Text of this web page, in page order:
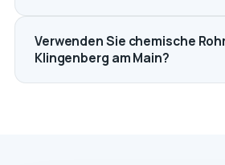
Verwenden Sie chemische
Klingenberg am Main?